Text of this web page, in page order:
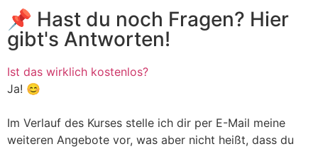
📌 Hast du noch Fragen? Hier
gibt's Antworten!
Ist das wirklich kostenlos?
Ja! 😊
Im Verlauf des Kurses stelle ich dir per E-Mail meine
weiteren Angebote vor, was aber nicht heißt, dass du